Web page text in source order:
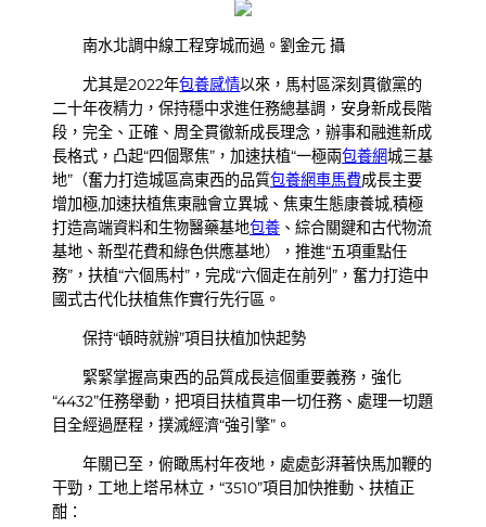
南水北調中線工程穿城而過。劉金元 攝
尤其是2022年包養感情以來，馬村區深刻貫徹黨的
二十年夜精力，保持穩中求進任務總基調，安身新成長階
段，完全、正確、周全貫徹新成長理念，辦事和融進新成
長格式，凸起“四個聚焦”，加速扶植“一極兩包養網城三基
地”（奮力打造城區高東西的品質包養網車馬費成長主要
增加極,加速扶植焦東融會立異城、焦東生態康養城,積極
打造高端資料和生物醫藥基地包養 、綜合關鍵和古代物流
基地、新型花費和綠色供應基地），推進“五項重點任
務”，扶植“六個馬村”，完成“六個走在前列”，奮力打造中
國式古代化扶植焦作實行先行區。
保持“頓時就辦”項目扶植加快起勢
緊緊掌握高東西的品質成長這個重要義務，強化
“4432”任務舉動，把項目扶植貫串一切任務、處理一切題
目全經過歷程，撲滅經濟“強引擎”。
年關已至，俯瞰馬村年夜地，處處彭湃著快馬加鞭的
干勁，工地上塔吊林立，“3510”項目加快推動、扶植正
酣：